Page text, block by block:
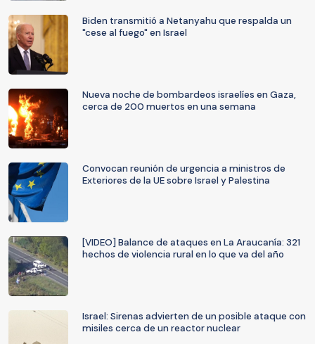
Biden transmitió a Netanyahu que respalda un
"cese al fuego" en Israel
Nueva noche de bombardeos israelíes en Gaza,
cerca de 200 muertos en una semana
Convocan reunión de urgencia a ministros de
Exteriores de la UE sobre Israel y Palestina
[VIDEO] Balance de ataques en La Araucanía: 321
hechos de violencia rural en lo que va del año
Israel: Sirenas advierten de un posible ataque con
misiles cerca de un reactor nuclear